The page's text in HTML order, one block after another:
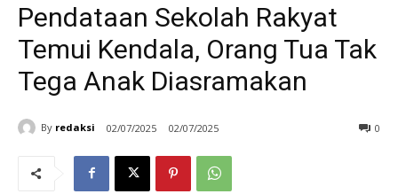
Pendataan Sekolah Rakyat
Temui Kendala, Orang Tua Tak
Tega Anak Diasramakan
By redaksi 02/07/2025 02/07/2025 0